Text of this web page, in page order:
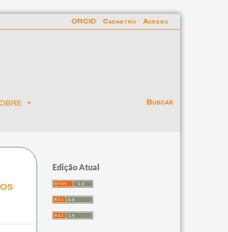
Buscar
ORCID Cadastro Acesso
Edição Atual